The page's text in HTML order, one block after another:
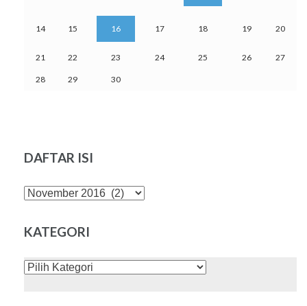
14 15 16 17 18 19 20
21 22 23 24 25 26 27
28 29 30
DAFTAR ISI
DAFTAR
KATEGORI
KATEGORI